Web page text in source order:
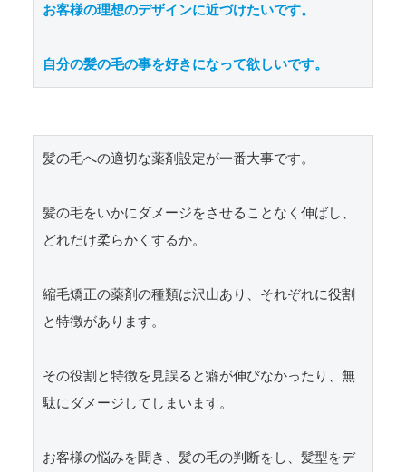
お客様の理想のデザインに近づけたいです。
自分の髪の毛の事を好きになって欲しいです。
髪の毛への適切な薬剤設定が一番大事です。
髪の毛をいかにダメージをさせることなく伸ばし、
どれだけ柔らかくするか。
縮毛矯正の薬剤の種類は沢山あり、それぞれに役割
と特徴があります。
その役割と特徴を見誤ると癖が伸びなかったり、無
駄にダメージしてしまいます。
お客様の悩みを聞き、髪の毛の判断をし、髪型をデ